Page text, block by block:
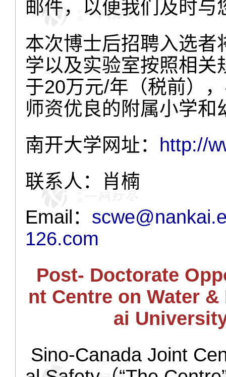
邮件，以便我们及时与
本次博士后招聘入选者
学以及实验室按照相
于20万元/年（税前）
师资优良的附属小学和
南开大学网址：
http://
联系人：肖楠
Email ：
126.com
Post- Doctorate
nt Centre on Water
ai
Sino-Canada Joint